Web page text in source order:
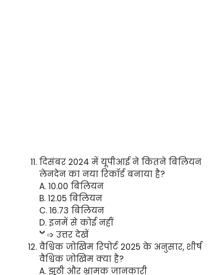
दिसंबर 2024 में यूपीआई ने कितने बिलियन
लेनदेन का नया रिकॉर्ड बनाया है?
A. 10.00 बिलियन
B. 12.05 बिलियन
C. 16.73 बिलियन
D. इनमें से कोई नहीं
➩ उत्तर देखें
वैश्विक जोखिम रिपोर्ट 2025 के अनुसार, शीर्ष
वैश्विक जोखिम क्या है?
A. झूठी और भ्रामक जानकारी